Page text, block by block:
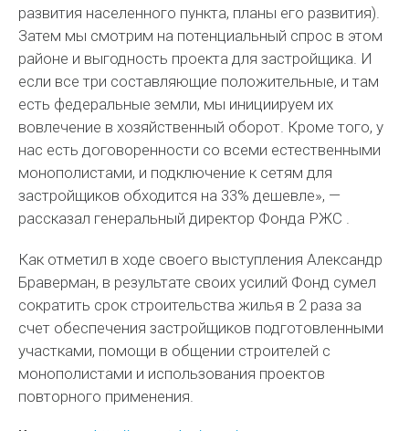
развития населенного пункта, планы его развития).
Затем мы смотрим на потенциальный спрос в этом
районе и выгодность проекта для застройщика. И
если все три составляющие положительные, и там
есть федеральные земли, мы инициируем их
вовлечение в хозяйственный оборот. Кроме того, у
нас есть договоренности со всеми естественными
монополистами, и подключение к сетям для
застройщиков обходится на 33% дешевле», —
рассказал генеральный директор Фонда РЖС .
Как отметил в ходе своего выступления Александр
Браверман, в результате своих усилий Фонд сумел
сократить срок строительства жилья в 2 раза за
счет обеспечения застройщиков подготовленными
участками, помощи в общении строителей с
монополистами и использования проектов
повторного применения.